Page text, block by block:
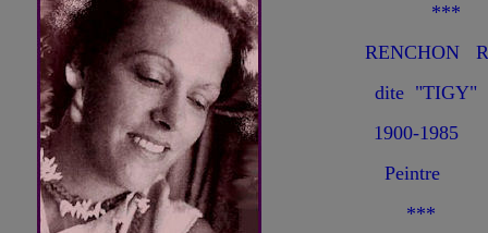
RENCHON
dite
1900-1985
Peintre
***